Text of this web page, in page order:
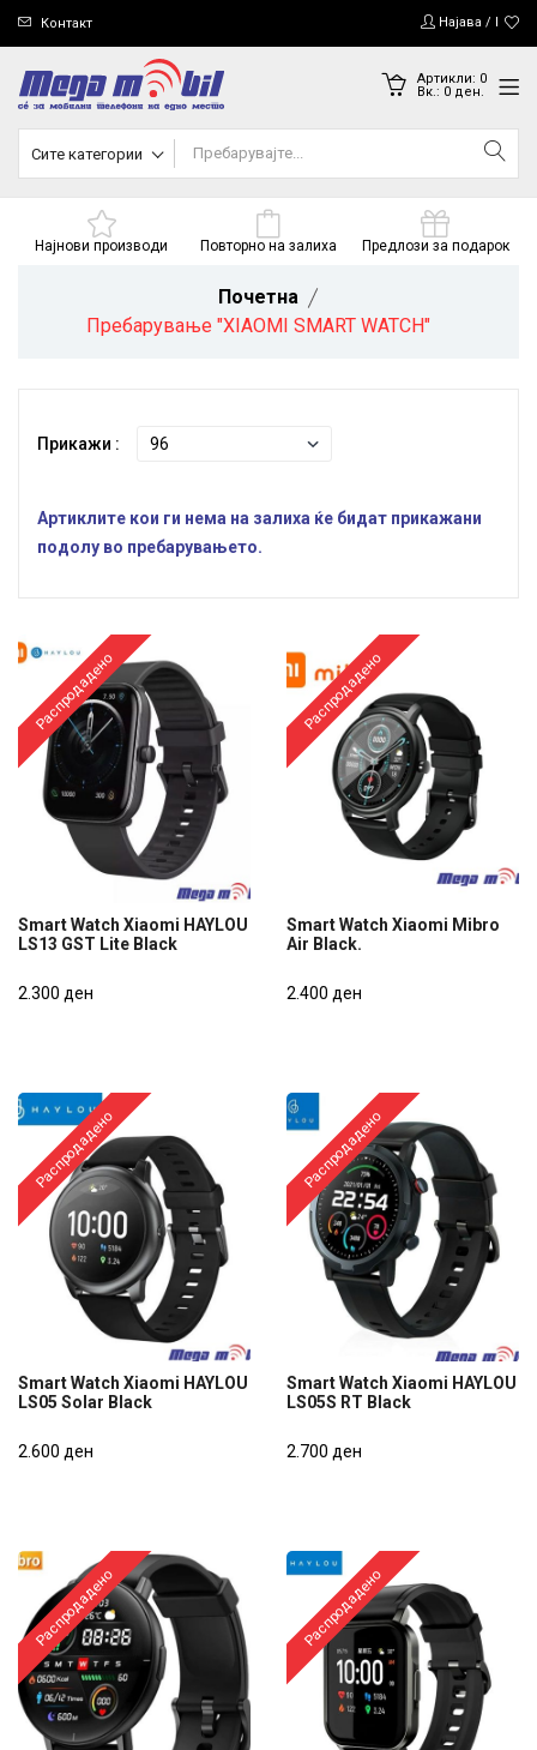
Контакт Најава /
Артикли: 0
Вк.: 0ден.
Сите категории
Најнови производи Повторно на залиха Предлози за подарок
Почетна
Пребарување "XIAOMI SMART WATCH"
Прикажи :
Артиклите кои ги нема на залиха ќе бидат прикажани
подолу во пребарувањето.
Распродадено
LS13 GST Lite Black
Smart Watch Xiaomi HAYLOU
LS13 GST Lite Black
2.300 ден
Распродадено
Air Black.
Smart Watch Xiaomi Mibro
Air Black.
2.400 ден
Распродадено
LS05 Solar Black
Smart Watch Xiaomi HAYLOU
LS05 Solar Black
2.600 ден
Распродадено
LS05S RT Black
Smart Watch Xiaomi HAYLOU
LS05S RT Black
2.700 ден
Распродадено Распродадено